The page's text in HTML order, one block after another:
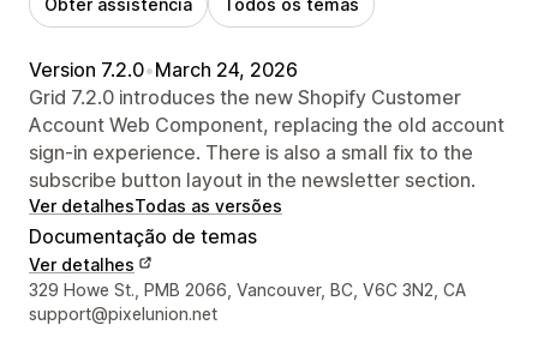
Version 7.2.0•March 24, 2026
Grid 7.2.0 introduces the new Shopify Customer
Account Web Component, replacing the old account
sign-in experience. There is also a small fix to the
subscribe button layout in the newsletter section.
Ver detalhesTodas as versões
Documentação de temas
Ver detalhes
Detalhes de contacto do designer
329 Howe St., PMB 2066, Vancouver, BC, V6C 3N2, CA
support@pixelunion.net